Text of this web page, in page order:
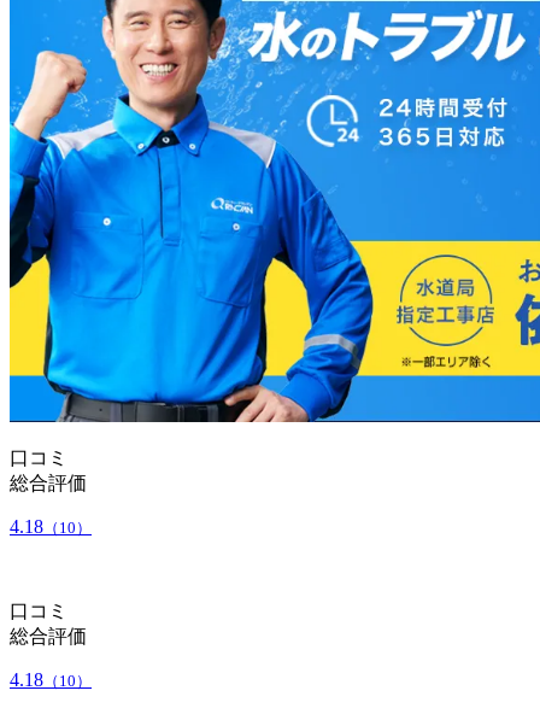
口コミ
総合評価
4.18 （10）
口コミ
総合評価
4.18 （10）